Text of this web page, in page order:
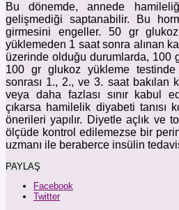
Bu dönemde, annede
gelişmediği saptanabilir. Bu
girmesini engeller. 50 gr
yüklemeden 1 saat sonra alınan
üzerinde olduğu durumlarda, 100
100 gr glukoz yükleme
sonrası 1., 2., ve 3. saat bakılan
veya daha fazlası sınır kabul
çıkarsa hamilelik diyabeti tanısı
önerileri yapılır. Diyetle açlık ve
ölçüde kontrol edilemezse bir
uzmanı ile beraberce insülin
PAYLAŞ
Facebook
Twitter